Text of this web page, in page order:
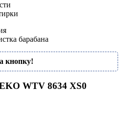
барабана
кнопку!
WTV 8634 XS0